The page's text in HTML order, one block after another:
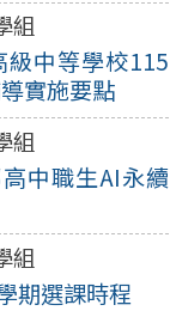
組
中等學校115
實施要點
組
中職生AI永續
組
期選課時程